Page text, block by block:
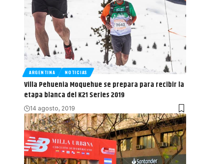
ARGENTINA NOTICIAS
Villa Pehuenia Moquehue se prepara para recibir la
etapa blanca del K21 Series 2019
14 agosto, 2019